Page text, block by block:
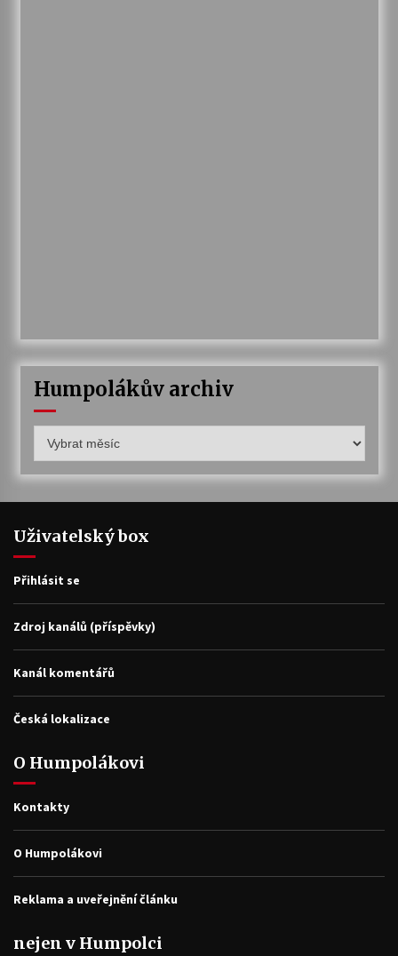
Humpolákův archiv
archiv
Uživatelský box
Přihlásit se
Zdroj kanálů (příspěvky)
Kanál komentářů
Česká lokalizace
O Humpolákovi
Kontakty
O Humpolákovi
Reklama a uveřejnění článku
nejen v Humpolci